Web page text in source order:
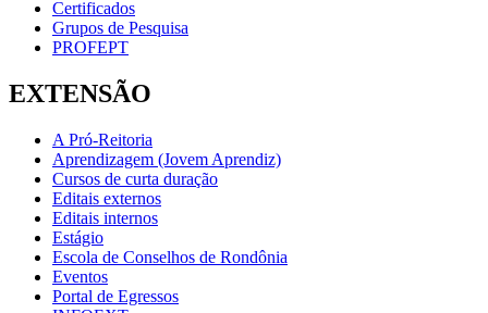
Certificados
Grupos de Pesquisa
PROFEPT
EXTENSÃO
A Pró-Reitoria
Aprendizagem (Jovem Aprendiz)
Cursos de curta duração
Editais externos
Editais internos
Estágio
Escola de Conselhos de Rondônia
Eventos
Portal de Egressos